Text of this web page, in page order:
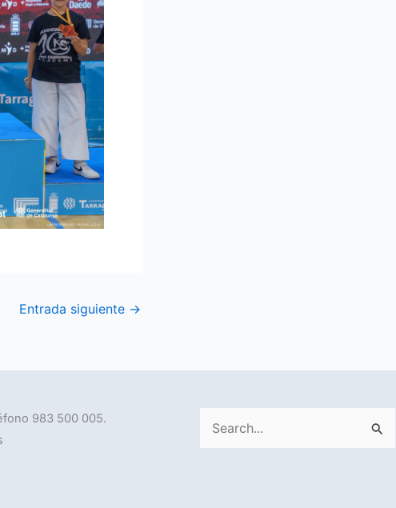
Entrada siguiente →
983 500 005.
Buscar
por: